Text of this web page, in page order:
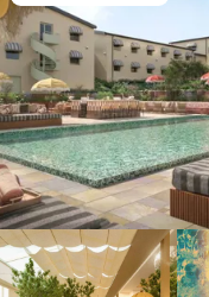
Malmö
Hela Norge
Oslo
Bergen
Hela Danmark